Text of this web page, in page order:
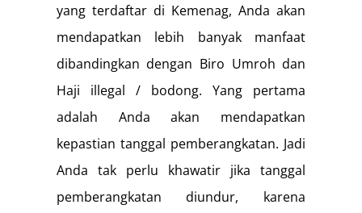
yang terdaftar di Kemenag, Anda akan
mendapatkan lebih banyak manfaat
dibandingkan dengan Biro Umroh dan
Haji illegal / bodong. Yang pertama
adalah Anda akan mendapatkan
kepastian tanggal pemberangkatan. Jadi
Anda tak perlu khawatir jika tanggal
pemberangkatan diundur, karena